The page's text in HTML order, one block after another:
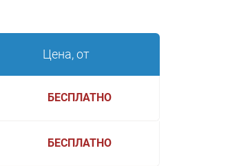
Цена, от
БЕСПЛАТНО
БЕСПЛАТНО